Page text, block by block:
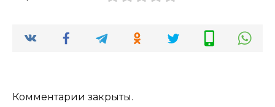
Комментарии закрыты.